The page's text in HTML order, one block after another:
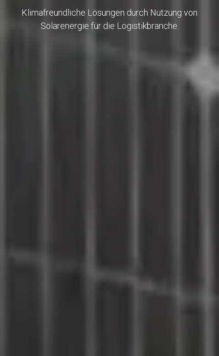
Klimafreundliche Lösungen durch Nutzung von
Solarenergie für die Logistikbranche.